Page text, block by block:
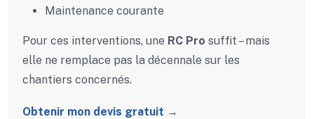
Maintenance courante
Pour ces interventions, une RC Pro suffit – mais
elle ne remplace pas la décennale sur les
chantiers concernés.
Obtenir mon devis gratuit →